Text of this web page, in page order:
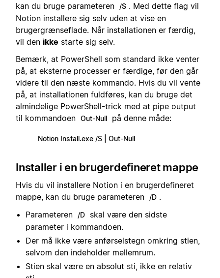
kan du bruge parameteren
/S . Med dette flag vil
Notion installere sig selv uden at vise en
brugergrænseflade. Når installationen er færdig,
vil den ikke starte sig selv.
Bemærk, at PowerShell som standard ikke venter
på, at eksterne processer er færdige, før den går
videre til den næste kommando. Hvis du vil vente
på, at installationen fuldføres, kan du bruge det
almindelige PowerShell-trick med at pipe output
til kommandoen Out-Null på denne måde:
Notion Install.exe /S | Out-Null
Installer i en brugerdefineret mappe
Hvis du vil installere Notion i en brugerdefineret
mappe, kan du bruge parameteren
/D .
Parameteren
/D
skal være den sidste
parameter i kommandoen.
Der må ikke være anførselstegn omkring stien,
selvom den indeholder mellemrum.
Stien skal være en absolut sti, ikke en relativ